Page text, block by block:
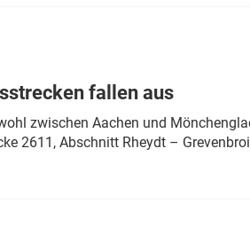
fallen aus
zwischen Aachen und
2611, Abschnitt Rheydt –